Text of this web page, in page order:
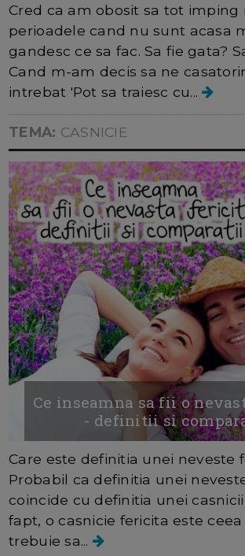
Cred ca am obosit sa tot imping
perioadele cand nu sunt acasa
gandesc ce sa fac. Sa fie gata?
Cand m-am decis sa ne
intrebat 'Pot sa traiesc cu...
TEMA: CASNICIE
Ce inseamna sa fii o
- definitii si
Care este definitia unei neveste
Probabil ca definitia unei
coincide cu definitia unei
fapt, o casnicie fericita este
trebuie sa...